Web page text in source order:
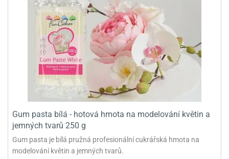
Gum pasta bílá - hotová hmota na modelování květin a
jemných tvarů 250 g
Gum pasta je bílá pružná profesionální cukrářská hmota na
modelování květin a jemných tvarů.